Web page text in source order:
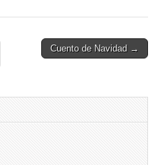
Cuento de Navidad →